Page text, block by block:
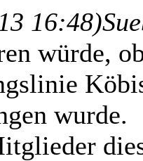
16:48)
würde,
wurde.